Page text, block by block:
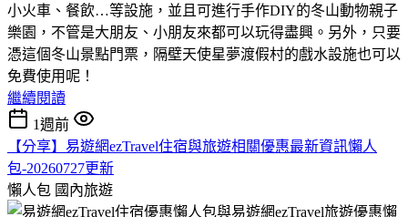
小火車、餐飲…等設施，並且可進行手作DIY的冬山動物親子
樂園，不管是大朋友、小朋友來都可以玩得盡興。另外，只要
憑這個冬山景點門票，隔壁天使星夢渡假村的戲水設施也可以
免費使用呢！
繼續閱讀
1週前
【分享】易遊網ezTravel住宿與旅遊相關優惠最新資訊懶人
包-20260727更新
懶人包 國內旅遊